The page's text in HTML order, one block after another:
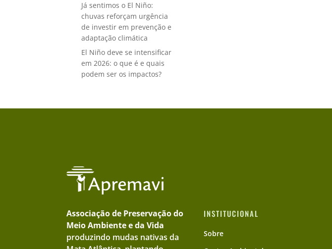
Já sentimos o El Niño:
chuvas reforçam urgência
de investir em prevenção e
adaptação climática
El Niño deve se intensificar
em 2026: o que é e quais
podem ser os impactos?
Associação de Preservação do
Meio Ambiente e da Vida
produzindo mudas nativas da
INSTITUCIONAL
Sobre